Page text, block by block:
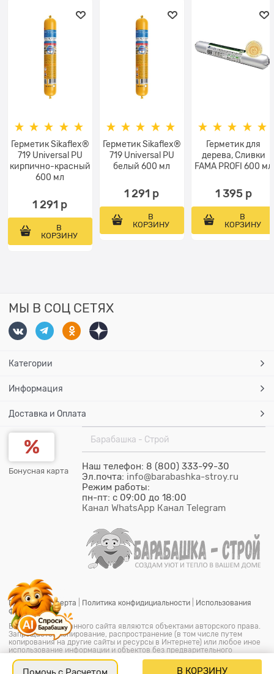
Помочь с Расчетом В КОРЗИНУ
Герметик Sikaflex®
719 Universal PU
кирпично-красный
600 мл
1 291 р
В
КОРЗИНУ
Герметик Sikaflex®
719 Universal PU
белый 600 мл
1 291 р
В
КОРЗИНУ
Герметик для
дерева, Сливки
FAMA PROFI 600 мл
1 395 р
В
КОРЗИНУ
МЫ В СОЦ СЕТЯХ
Категории
Информация
Доставка и Оплата
Бонусная карта
Барабашка - Строй
Наш телефон: 8 (800) 333-99-30
Эл.почта: info@barabashka-stroy.ru
Режим работы:
пн-пт: c 09:00 до 18:00
Канал WhatsApp Канал Telegram
Публичная оферта Политика конфидициальности
Использования
файлов cookie
Все материалы данного сайта являются объектами авторского права.
Запрещается копирование, распространение (в том числе путем
копирования на другие сайты и ресурсы в Интернете) или любое иное
использование информации и объектов без предварительного
согласия правообладателя.
© ООО "Барабашка-Строй"
2026.
Барабашка - Строй является